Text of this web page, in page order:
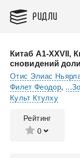
РИДЛИ
Китаб A1-XXVII,
сновидений
Отис Элиас
Филет Феодор,
Культ Ктулху
Рейтинг
0